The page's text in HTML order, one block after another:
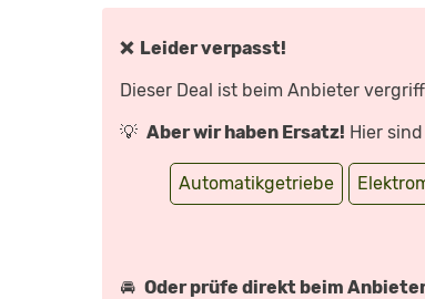
❌ Leider verpasst!
Dieser Deal ist beim Anbieter
💡 Aber wir haben Ersatz! Hier
Automatikgetriebe
🚘 Oder prüfe direkt beim
–
YOUTUBE